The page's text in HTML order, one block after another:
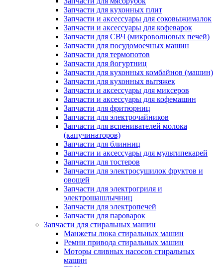
Запчасти для кухонных плит
Запчасти и аксессуары для соковыжималок
Запчасти и аксессуары для кофеварок
Запчасти для СВЧ (микроволновых печей)
Запчасти для посудомоечных машин
Запчасти для термопотов
Запчасти для йогуртниц
Запчасти для кухонных комбайнов (машин)
Запчасти для кухонных вытяжек
Запчасти и аксессуары для миксеров
Запчасти и аксессуары для кофемашин
Запчасти для фритюрниц
Запчасти для электрочайников
Запчасти для вспенивателей молока
(капучинаторов)
Запчасти для блинниц
Запчасти и аксессуары для мультипекарей
Запчасти для тостеров
Запчасти для электросушилок фруктов и
овощей
Запчасти для электрогриля и
электрошашлычниц
Запчасти для электропечей
Запчасти для пароварок
Запчасти для стиральных машин
Манжеты люка стиральных машин
Ремни привода стиральных машин
Моторы сливных насосов стиральных
машин